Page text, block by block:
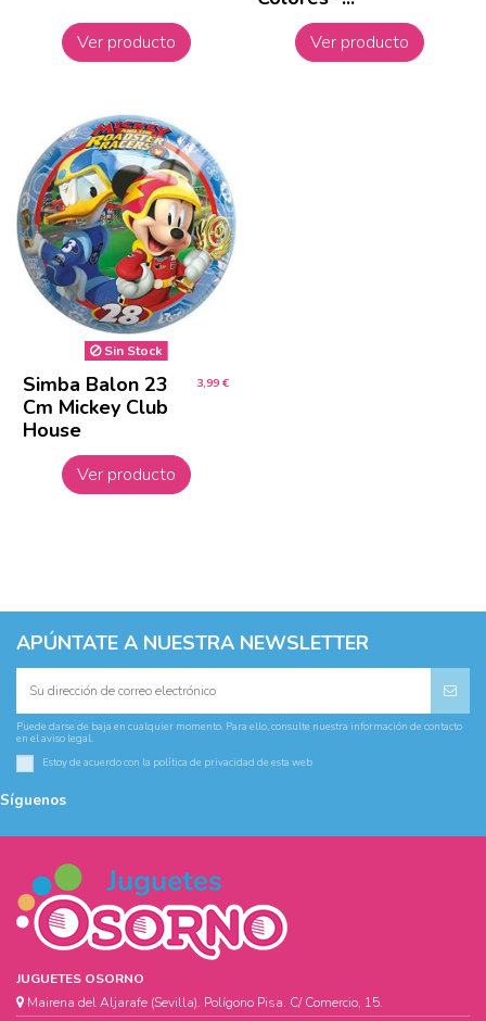
Ver producto Ver producto
Sin Stock
Simba Balon 23
Cm Mickey Club
House
3,99 €
Ver producto
APÚNTATE A NUESTRA NEWSLETTER
Puede darse de baja en cualquier momento. Para ello, consulte nuestra información de contacto
en el aviso legal.
Estoy de acuerdo con la política de privacidad de esta web
Síguenos
JUGUETES OSORNO
Mairena del Aljarafe (Sevilla). Polígono Pisa. C/ Comercio, 15.